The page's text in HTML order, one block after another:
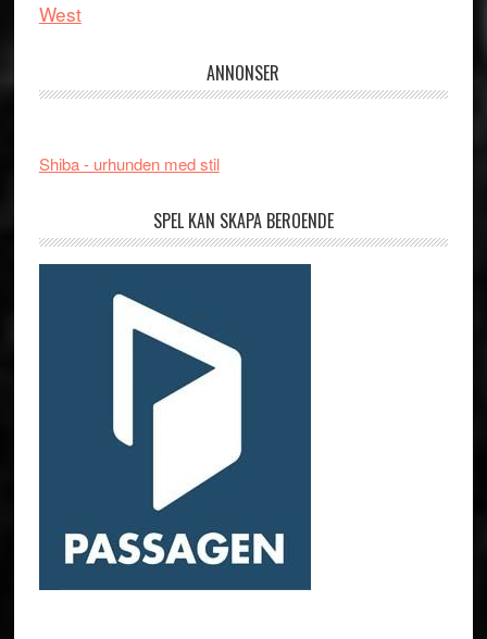
West
ANNONSER
Shiba - urhunden med stil
SPEL KAN SKAPA BEROENDE